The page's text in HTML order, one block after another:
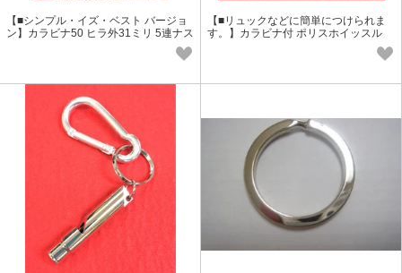
【■シンプル・イズ・ベスト バージョ
ン】カラビナ50 ヒラ外31ミリ 5連ナス
【■リュックなどに簡単につけられま
す。】カラビナ付 ポリスホイッスル